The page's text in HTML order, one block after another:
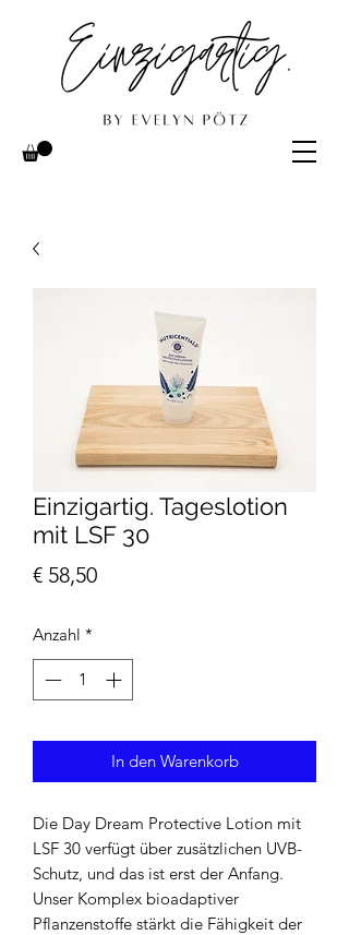
Einzigartig. Tageslotion
mit LSF 30
€ 58,50Preis
Anzahl *
In den Warenkorb
Die Day Dream Protective Lotion mit
LSF 30 verfügt über zusätzlichen UVB-
Schutz, und das ist erst der Anfang.
Unser Komplex bioadaptiver
Pflanzenstoffe stärkt die Fähigkeit der